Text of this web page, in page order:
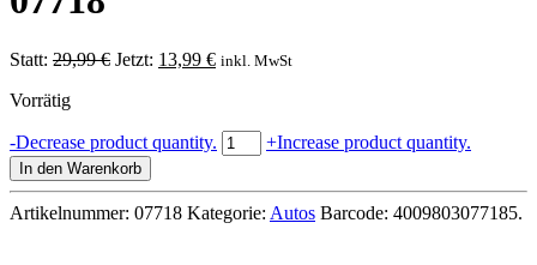
Statt: 29,99€ Ursprünglicher
Jetzt: 13,99 €Aktueller
inkl. MwSt
Vorrätig
-Decrease product quantity. 1953
Chevrolet®
Roadster
Bausatz
+Increase product quantity.
In den Warenkorb
Artikelnummer: 07718 Kategorie: Autos Barcode: 4009803077185.